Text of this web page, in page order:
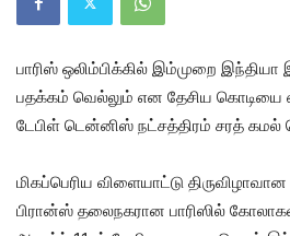
பாரிஸ் ஒலிம்பிக்கில் இம்முறை
பதக்கம் வெல்லும் என தேசிய கொடியை
டேபிள் டென்னிஸ் நட்சத்திரம் சரத் கமல்
மிகப்பெரிய விளையாட்டு
பிரான்ஸ் தலைநகரான பாரிஸில்